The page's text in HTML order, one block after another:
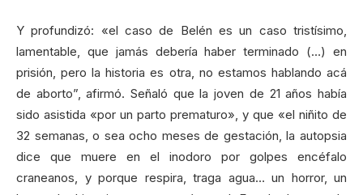
Y profundizó: «el caso de Belén es un caso tristísimo,
lamentable, que jamás debería haber terminado (…) en
prisión, pero la historia es otra, no estamos hablando acá
de aborto”, afirmó. Señaló que la joven de 21 años había
sido asistida «por un parto prematuro», y que «el niñito de
32 semanas, o sea ocho meses de gestación, la autopsia
dice que muere en el inodoro por golpes encéfalo
craneanos, y porque respira, traga agua… un horror, un